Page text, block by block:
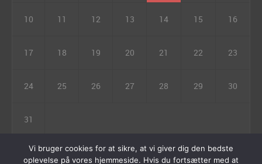
10 11 12 13 14 15 16
17 18 19 20 21 22 23
24 25 26 27 28 29 30
31
« jul
Vi bruger cookies for at sikre, at vi giver dig den bedste
oplevelse på vores hjemmeside. Hvis du fortsætter med at